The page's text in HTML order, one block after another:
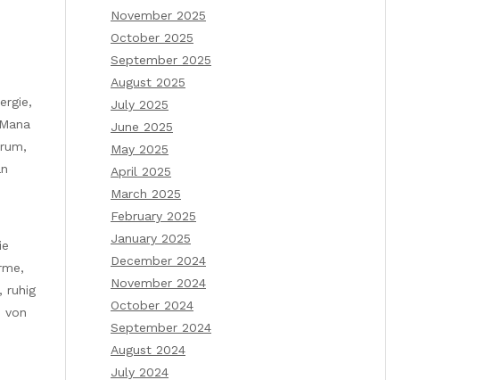
ruhig
von
November 2025
October 2025
September 2025
August 2025
July 2025
June 2025
May 2025
April 2025
March 2025
February 2025
January 2025
December 2024
November 2024
October 2024
September 2024
August 2024
July 2024